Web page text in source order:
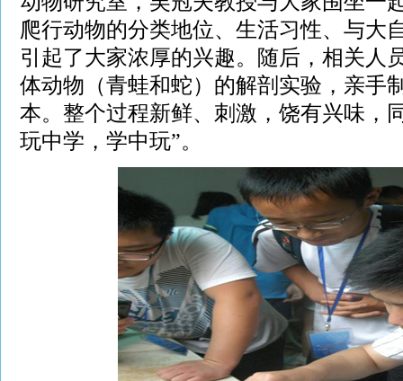
爬行动物的分类地位、生活习性、与大
引起了大家浓厚的兴趣。随后，相关人
体动物（青蛙和蛇）的解剖实验，亲手
本。整个过程新鲜、刺激，饶有兴味，
玩中学，学中玩”。